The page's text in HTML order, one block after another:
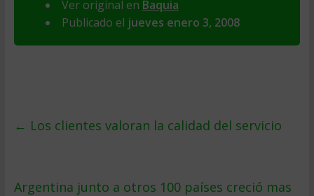
Ver original en Baquia
Publicado el jueves enero 3, 2008
← Los clientes valoran la calidad del servicio
Argentina junto a otros 100 paí­ses creció mas